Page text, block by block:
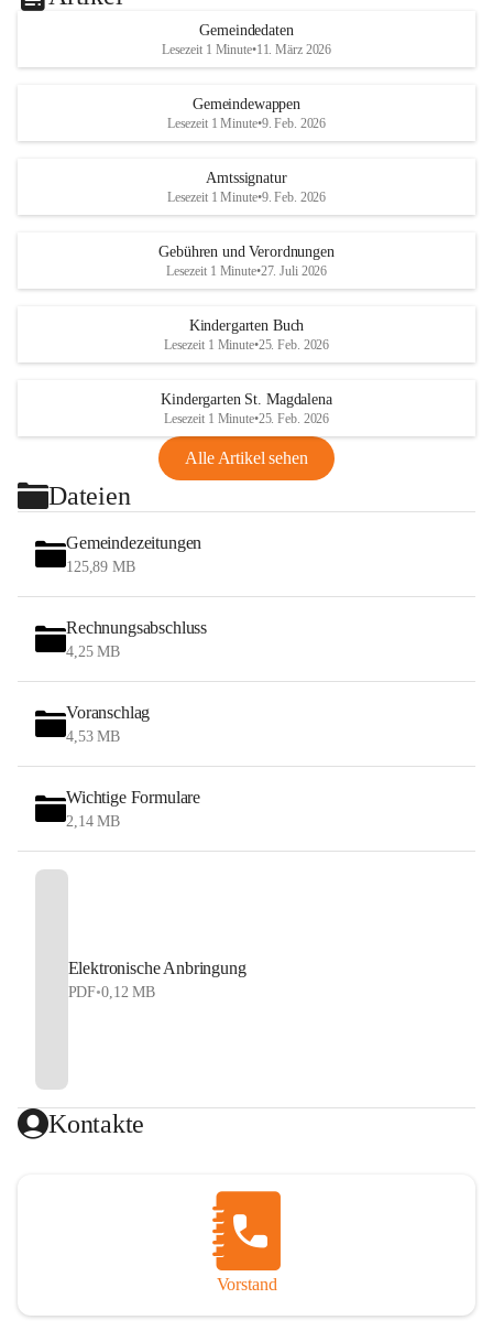
Gemeindedaten
Lesezeit 1 Minute•11. März 2026
Gemeindewappen
Lesezeit 1 Minute•9. Feb. 2026
Amtssignatur
Lesezeit 1 Minute•9. Feb. 2026
Gebühren und Verordnungen
Lesezeit 1 Minute•27. Juli 2026
Kindergarten Buch
Lesezeit 1 Minute•25. Feb. 2026
Kindergarten St. Magdalena
Lesezeit 1 Minute•25. Feb. 2026
Alle Artikel sehen
Dateien
Gemeindezeitungen
125,89 MB
Rechnungsabschluss
4,25 MB
Voranschlag
4,53 MB
Wichtige Formulare
2,14 MB
Elektronische Anbringung
PDF•0,12 MB
Kontakte
Vorstand